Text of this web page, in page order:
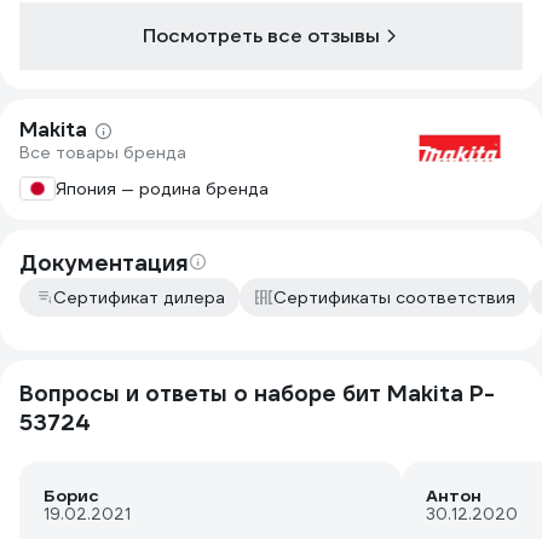
Посмотреть все отзывы
Makita
Все товары бренда
Япония — родина бренда
Документация
Сертификат дилера Сертификаты соответствия
Вопросы и ответы о наборе бит Makita P-
53724
Борис
19.02.2021
Антон
30.12.2020